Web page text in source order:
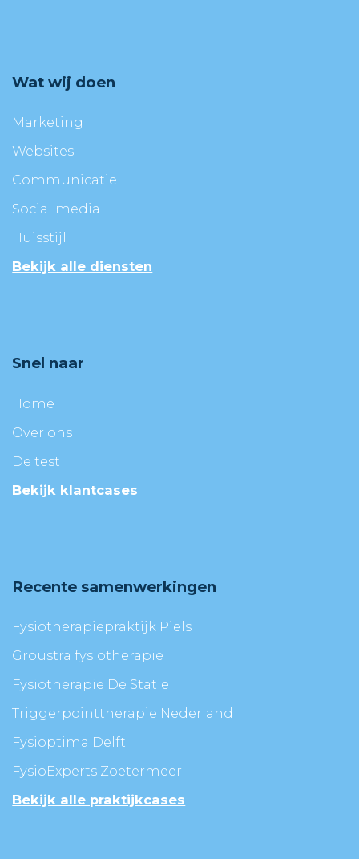
Wat wij doen
Marketing
Websites
Communicatie
Social media
Huisstijl
Bekijk alle diensten
Snel naar
Home
Over ons
De test
Bekijk klantcases
Recente samenwerkingen
Fysiotherapiepraktijk Piels
Groustra fysiotherapie
Fysiotherapie De Statie
Triggerpointtherapie Nederland
Fysioptima Delft
FysioExperts Zoetermeer
Bekijk alle praktijkcases